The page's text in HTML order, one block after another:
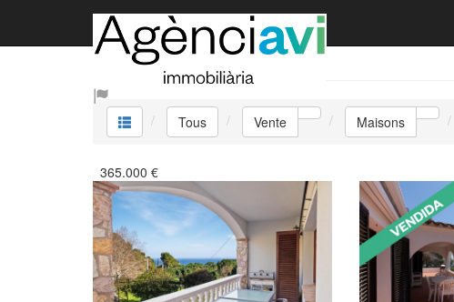
Vente Maisons
Tous Vente Maisons
365.000 €